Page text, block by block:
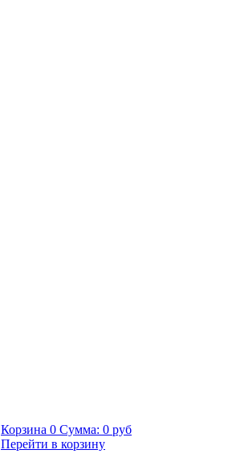
Корзина 0 Сумма: 0 руб
Перейти в корзину